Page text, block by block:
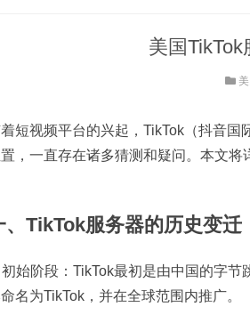
美国
着短视频平台的兴起，TikTok（抖音
，一直存在诸多猜测和疑问。本文将
、TikTok服务器的历史变迁
初始阶段：TikTok最初是由中国的字
名为TikTok，并在全球范围内推广。